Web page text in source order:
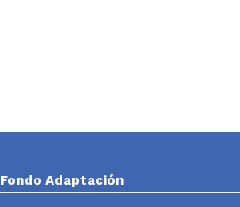
Fondo Adaptación